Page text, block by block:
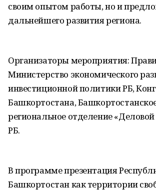
своим опытом работы, но и
дальнейшего развития региона.
Организаторы мероприятия:
Министерство экономического
инвестиционной политики РБ,
Башкортостана,
региональное отделение
РБ.
В программе презентация
Башкортостан как территории